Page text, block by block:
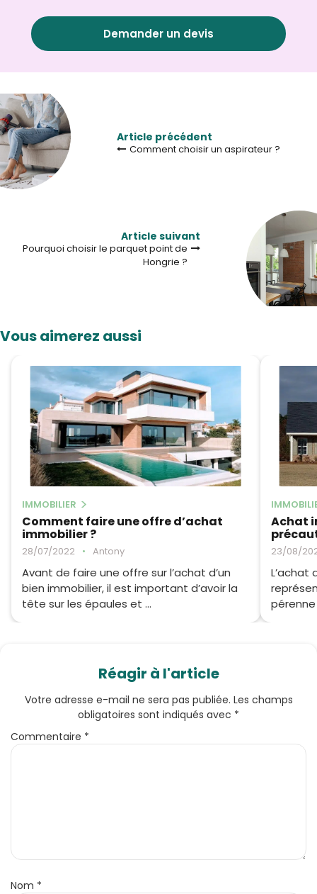
Demander un devis
Article précédent
Comment choisir un aspirateur ?
Article suivant
Pourquoi choisir le parquet point de
Hongrie ?
Vous aimerez aussi
IMMOBILIER
Comment faire une offre d’achat
immobilier ?
28/07/2022 • Antony
Avant de faire une offre sur l’achat d’un
bien immobilier, il est important d’avoir la
tête sur les épaules et ...
Achat
23/08/
L’achat
pérenne
Réagir à l'article
Votre adresse e-mail ne sera pas publiée. Les champs
obligatoires sont indiqués avec *
Commentaire *
Nom *